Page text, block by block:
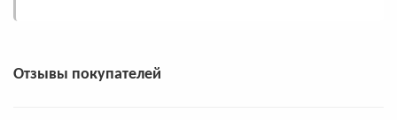
Отзывы покупателей